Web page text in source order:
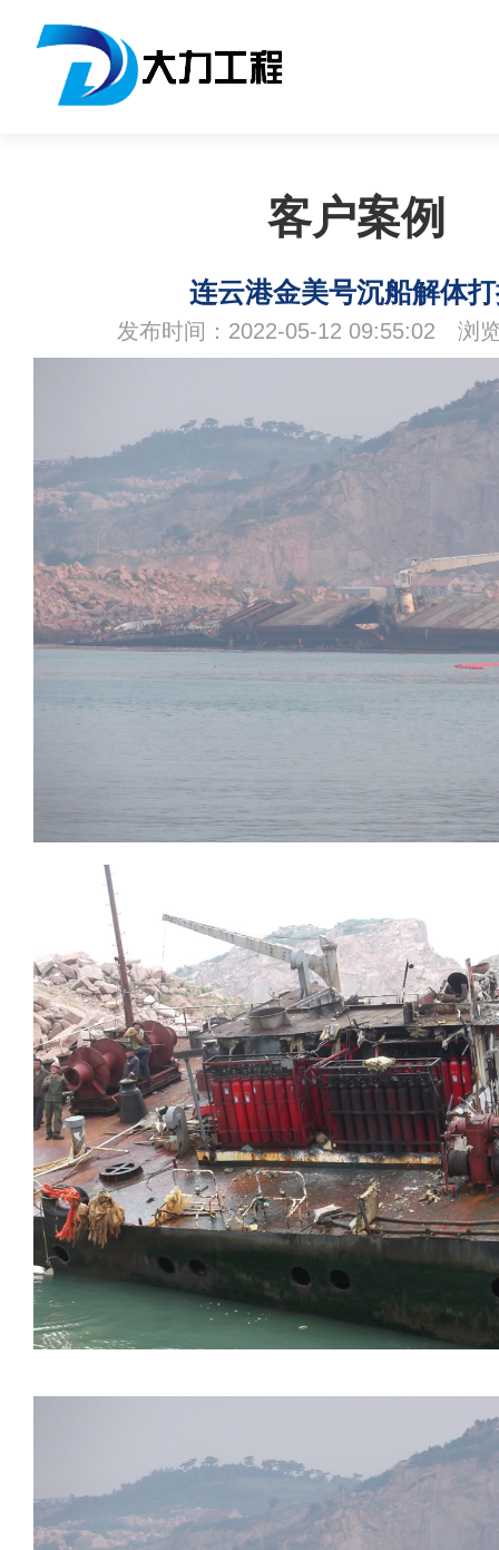
客户案例
连云港金美号沉船解体
发布时间：2022-05-12 09:55:02 浏